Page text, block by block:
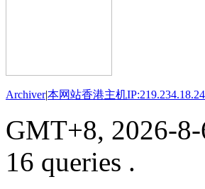
Archiver|本网站香港主机
GMT+8, 2026-
16 queries .